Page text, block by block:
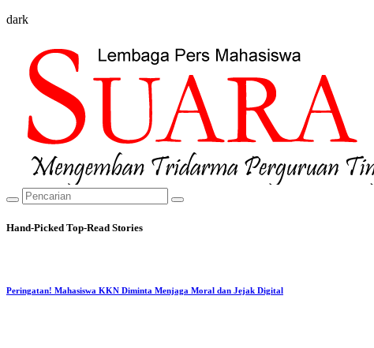
dark
Hand-Picked Top-Read Stories
Peringatan! Mahasiswa KKN Diminta Menjaga Moral dan Jejak Digital